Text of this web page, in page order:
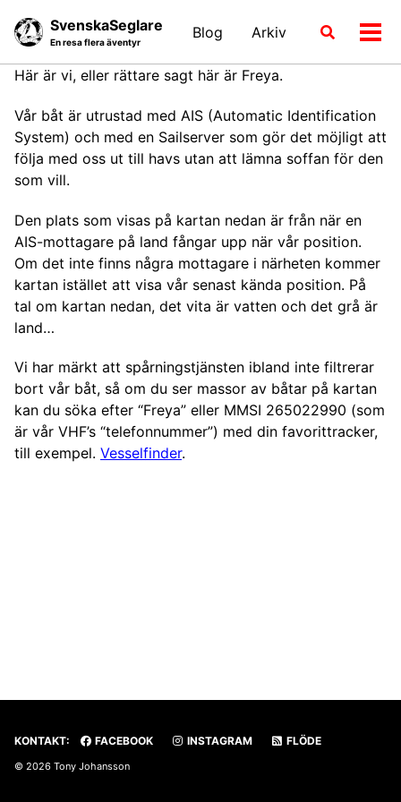
navigation
SvenskaSeglare
En resa flera äventyr
Blog Arkiv
Växla
Här är vi, eller rättare sagt här är Freya.
Vår båt är utrustad med AIS (Automatic Identification
System) och med en Sailserver som gör det möjligt att
följa med oss ut till havs utan att lämna soffan för den
som vill.
Den plats som visas på kartan nedan är från när en
AIS-mottagare på land fångar upp när vår position.
Om det inte finns några mottagare i närheten kommer
kartan istället att visa vår senast kända position. På
tal om kartan nedan, det vita är vatten och det grå är
land…
Vi har märkt att spårningstjänsten ibland inte filtrerar
bort vår båt, så om du ser massor av båtar på kartan
kan du söka efter “Freya” eller MMSI 265022990 (som
är vår VHF’s “telefonnummer”) med din favorittracker,
till exempel. Vesselfinder.
KONTAKT: FACEBOOK INSTAGRAM FLÖDE
© 2026 Tony Johansson